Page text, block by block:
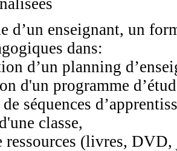
d’un enseignant, un
dans:
d’un planning
d'un programme
séquences
classe,
ressources (livres,